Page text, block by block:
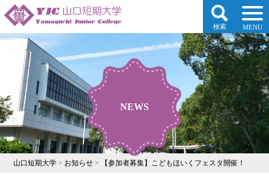
検索 MENU
NEWS
山口短期大学 > お知らせ > 【参加者募集】こどもほいくフェスタ開催！